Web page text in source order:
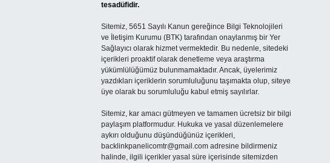
tesadüfidir.
Sitemiz, 5651 Sayılı Kanun gereğince Bilgi Teknolojileri
ve İletişim Kurumu (BTK) tarafından onaylanmış bir Yer
Sağlayıcı olarak hizmet vermektedir. Bu nedenle, sitedeki
içerikleri proaktif olarak denetleme veya araştırma
yükümlülüğümüz bulunmamaktadır. Ancak, üyelerimiz
yazdıkları içeriklerin sorumluluğunu taşımakta olup, siteye
üye olarak bu sorumluluğu kabul etmiş sayılırlar.
Sitemiz, kar amacı gütmeyen ve tamamen ücretsiz bir bilgi
paylaşım platformudur. Hukuka ve yasal düzenlemelere
aykırı olduğunu düşündüğünüz içerikleri,
backlinkpanelicomtr@gmail.comadresine bildirmeniz
halinde, ilgili içerikler yasal süre içerisinde sitemizden